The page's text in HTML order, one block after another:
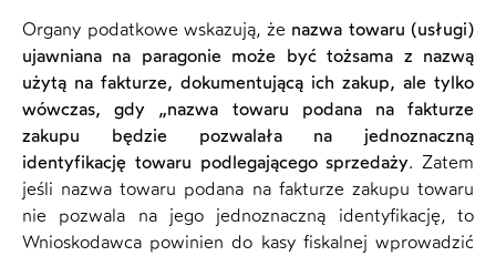
Organy podatkowe wskazują, że nazwa towaru (usługi)
ujawniana na paragonie może być tożsama z nazwą
użytą na fakturze, dokumentującą ich zakup, ale tylko
wówczas, gdy „nazwa towaru podana na fakturze
zakupu będzie pozwalała na jednoznaczną
identyfikację towaru podlegającego sprzedaży. Zatem
jeśli nazwa towaru podana na fakturze zakupu towaru
nie pozwala na jego jednoznaczną identyfikację, to
Wnioskodawca powinien do kasy fiskalnej wprowadzić